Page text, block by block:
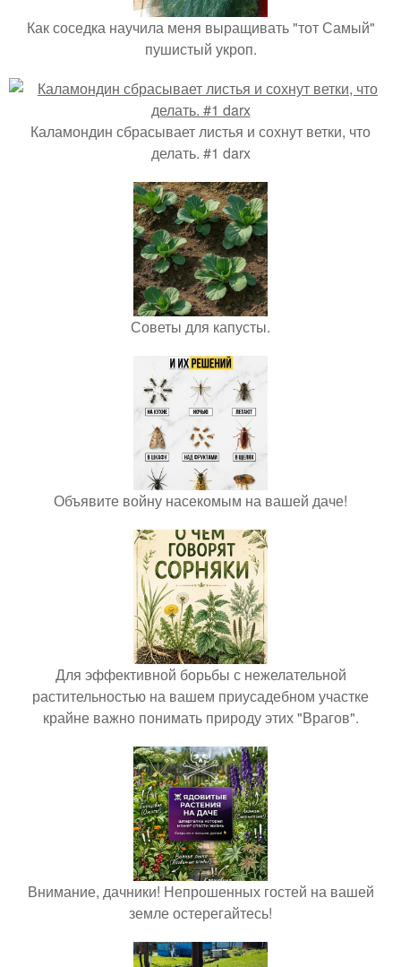
Как соседка научила меня выращивать "тот Самый"
пушистый укроп.
Каламондин сбрасывает листья и сохнут ветки, что
делать. #1 darx
Советы для капусты.
Объявите войну насекомым на вашей даче!
Для эффективной борьбы с нежелательной
растительностью на вашем приусадебном участке
крайне важно понимать природу этих "Врагов".
Внимание, дачники! Непрошенных гостей на вашей
земле остерегайтесь!